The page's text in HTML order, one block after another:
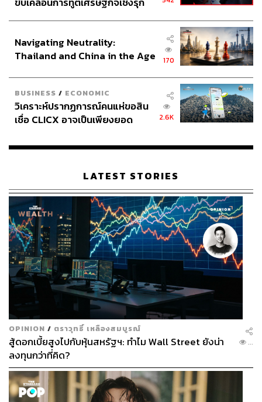
Navigating Neutrality:
Thailand and China in the Age
170
BUSINESS / ECONOMIC
วิเคราะห์ปรากฏการณ์คนแห่ขอสิน
เชื่อ CLICX อาจเป็นเพียงยอด
เรือนไทยที่ถูกซุกไว้
2.6K
LATEST STORIES
OPINION / ตราวุทธิ์ เหลืองสมบูรณ์
สู้ดอกเบี้ยสูงไปกับหุ้นสหรัฐฯ: ทำไม Wall Street ยังน่า
ลงทุนกว่าที่คิด?
...